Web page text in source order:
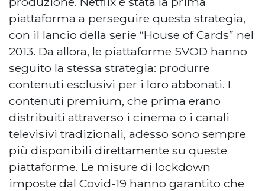
piattaforma a perseguire questa strategia,
con il lancio della serie “House of Cards” nel
2013. Da allora, le piattaforme SVOD hanno
seguito la stessa strategia: produrre
contenuti esclusivi per i loro abbonati. I
contenuti premium, che prima erano
distribuiti attraverso i cinema o i canali
televisivi tradizionali, adesso sono sempre
più disponibili direttamente su queste
piattaforme. Le misure di lockdown
imposte dal Covid-19 hanno garantito che